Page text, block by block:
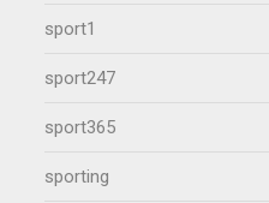
sport1
sport247
sport365
sporting